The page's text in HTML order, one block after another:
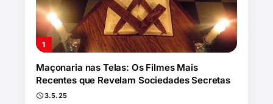
Maçonaria nas Telas: Os Filmes Mais
Recentes que Revelam Sociedades Secretas
3.5.25